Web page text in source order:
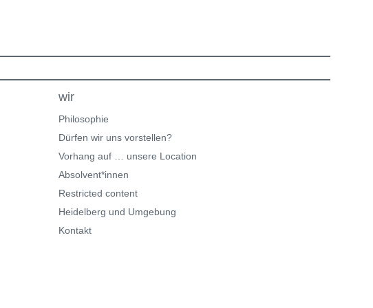
wir
Philosophie
Dürfen wir uns vorstellen?
Vorhang auf … unsere Location
Absolvent*innen
Restricted content
Heidelberg und Umgebung
Kontakt